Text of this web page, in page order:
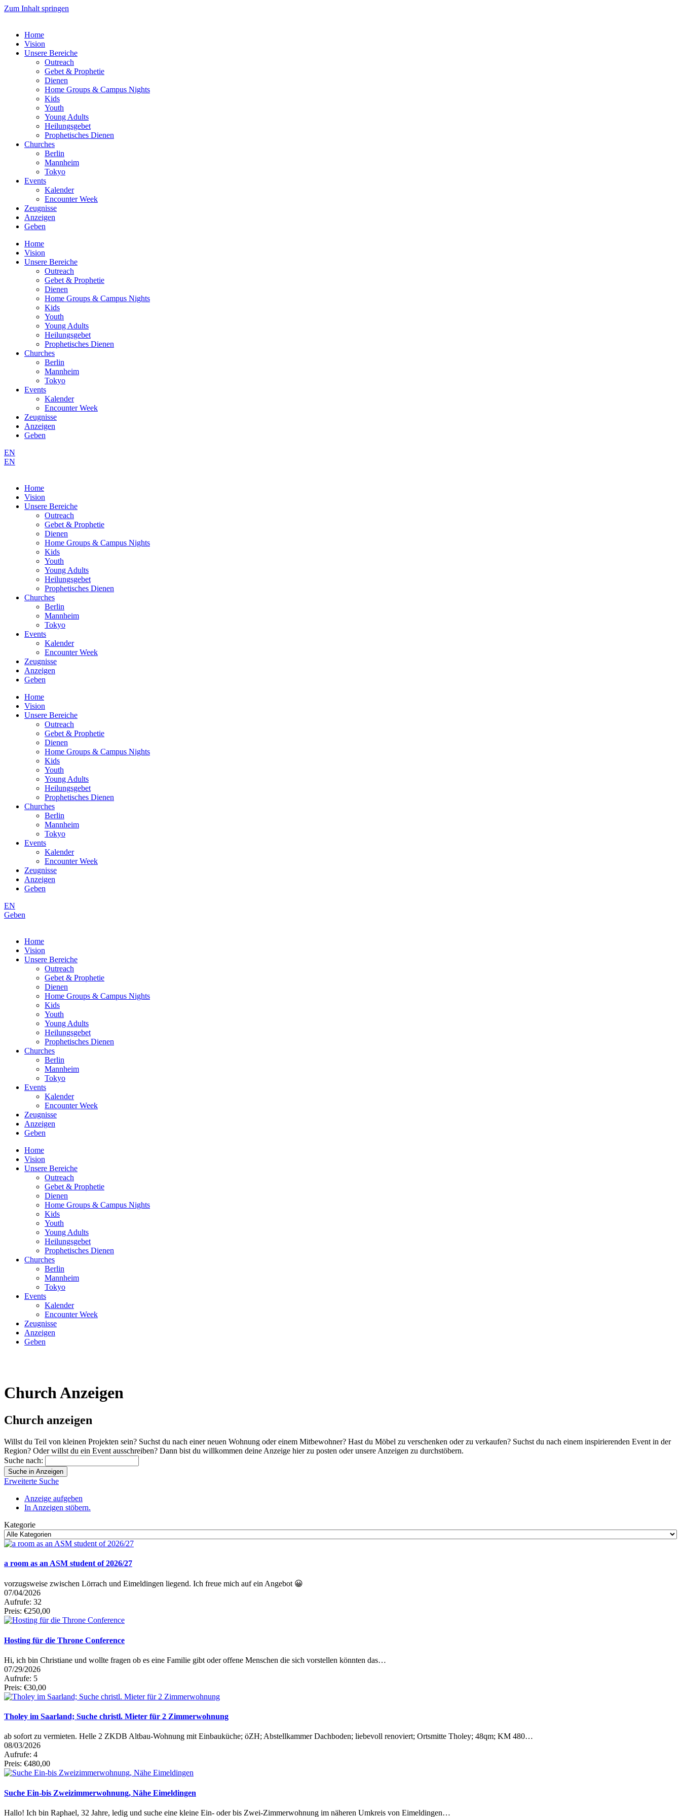
Zum Inhalt springen
Home
Vision
Unsere Bereiche
Outreach
Gebet & Prophetie
Dienen
Home Groups & Campus Nights
Kids
Youth
Young Adults
Heilungsgebet
Prophetisches Dienen
Churches
Berlin
Mannheim
Tokyo
Events
Kalender
Encounter Week
Zeugnisse
Anzeigen
Geben
Home
Vision
Unsere Bereiche
Outreach
Gebet & Prophetie
Dienen
Home Groups & Campus Nights
Kids
Youth
Young Adults
Heilungsgebet
Prophetisches Dienen
Churches
Berlin
Mannheim
Tokyo
Events
Kalender
Encounter Week
Zeugnisse
Anzeigen
Geben
EN
EN
Home
Vision
Unsere Bereiche
Outreach
Gebet & Prophetie
Dienen
Home Groups & Campus Nights
Kids
Youth
Young Adults
Heilungsgebet
Prophetisches Dienen
Churches
Berlin
Mannheim
Tokyo
Events
Kalender
Encounter Week
Zeugnisse
Anzeigen
Geben
Home
Vision
Unsere Bereiche
Outreach
Gebet & Prophetie
Dienen
Home Groups & Campus Nights
Kids
Youth
Young Adults
Heilungsgebet
Prophetisches Dienen
Churches
Berlin
Mannheim
Tokyo
Events
Kalender
Encounter Week
Zeugnisse
Anzeigen
Geben
EN
Geben
Home
Vision
Unsere Bereiche
Outreach
Gebet & Prophetie
Dienen
Home Groups & Campus Nights
Kids
Youth
Young Adults
Heilungsgebet
Prophetisches Dienen
Churches
Berlin
Mannheim
Tokyo
Events
Kalender
Encounter Week
Zeugnisse
Anzeigen
Geben
Home
Vision
Unsere Bereiche
Outreach
Gebet & Prophetie
Dienen
Home Groups & Campus Nights
Kids
Youth
Young Adults
Heilungsgebet
Prophetisches Dienen
Churches
Berlin
Mannheim
Tokyo
Events
Kalender
Encounter Week
Zeugnisse
Anzeigen
Geben
Church Anzeigen
Church anzeigen
Willst du Teil von kleinen Projekten sein? Suchst du nach einer neuen Wohnung oder einem Mitbewohner? Hast du Möbel zu verschenken oder zu verkaufen? Suchst du nach einem inspirierenden Event in der
Region? Oder willst du ein Event ausschreiben? Dann bist du willkommen deine Anzeige hier zu posten oder unsere Anzeigen zu durchstöbern.
Suche nach:
Erweiterte Suche
Anzeige aufgeben
In Anzeigen stöbern.
Kategorie
a room as an ASM student of 2026/27
vorzugsweise zwischen Lörrach und Eimeldingen liegend. Ich freue mich auf ein Angebot 😀
07/04/2026
Aufrufe: 32
Preis: €250,00
Hosting für die Throne Conference
Hi, ich bin Christiane und wollte fragen ob es eine Familie gibt oder offene Menschen die sich vorstellen könnten das…
07/29/2026
Aufrufe: 5
Preis: €30,00
Tholey im Saarland; Suche christl. Mieter für 2 Zimmerwohnung
ab sofort zu vermieten. Helle 2 ZKDB Altbau-Wohnung mit Einbauküche; öZH; Abstellkammer Dachboden; liebevoll renoviert; Ortsmitte Tholey; 48qm; KM 480…
08/03/2026
Aufrufe: 4
Preis: €480,00
Suche Ein-bis Zweizimmerwohnung, Nähe Eimeldingen
Hallo! Ich bin Raphael, 32 Jahre, ledig und suche eine kleine Ein- oder bis Zwei-Zimmerwohnung im näheren Umkreis von Eimeldingen…